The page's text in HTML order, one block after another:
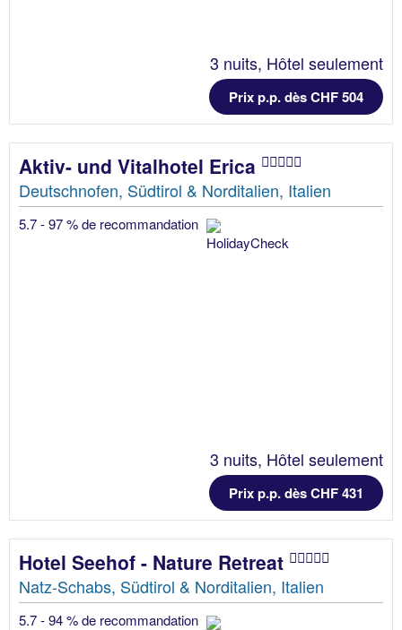
3 nuits, Hôtel seulement
Prix p.p. dès CHF 504
Aktiv- und Vitalhotel Erica
Deutschnofen, Südtirol & Norditalien, Italien
5.7 - 97 % de recommandation
3 nuits, Hôtel seulement
Prix p.p. dès CHF 431
Hotel Seehof - Nature Retreat
Natz-Schabs, Südtirol & Norditalien, Italien
5.7 - 94 % de recommandation